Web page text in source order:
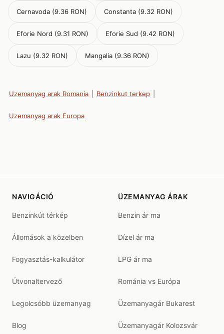
Cernavoda (9.36 RON) Constanta (9.32 RON)
Eforie Nord (9.31 RON) Eforie Sud (9.42 RON)
Lazu (9.32 RON) Mangalia (9.36 RON)
Uzemanyag arak Romania Benzinkut terkep
Uzemanyag arak Europa
NAVIGÁCIÓ
Benzinkút térkép
Állomások a közelben
Fogyasztás-kalkulátor
Útvonaltervező
Legolcsóbb üzemanyag
Blog
ÜZEMANYAG ÁRAK
Benzin ár ma
Dízel ár ma
LPG ár ma
Románia vs Európa
Üzemanyagár Bukarest
Üzemanyagár Kolozsvár